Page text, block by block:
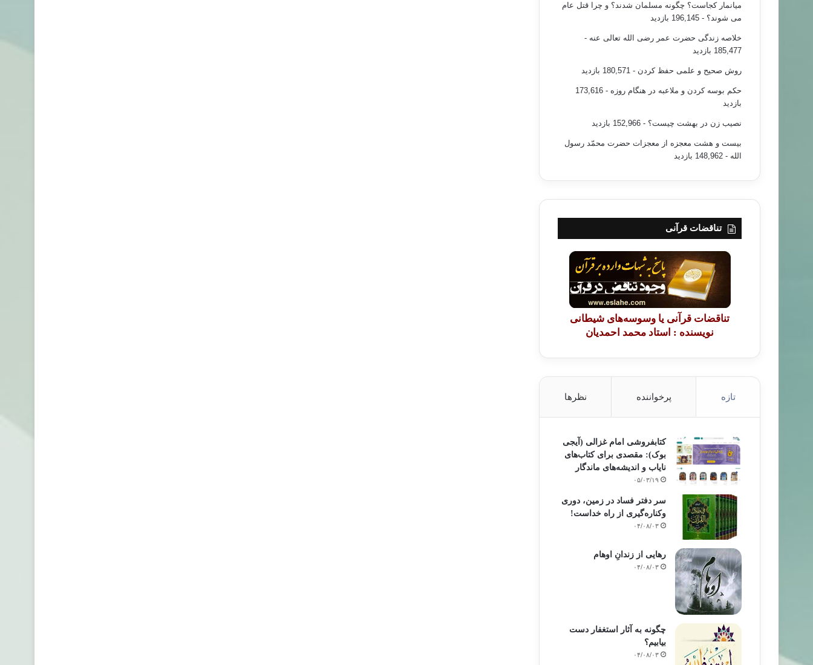
میانمار کجاست؟ چگونه مسلمان شدند؟ و چرا قتل عام
می شوند؟ - 196,145 بازدید
خلاصه زندگی حضرت عمر رضی الله تعالی عنه -
185,477 بازدید
روش صحیح و علمی حفظ کردن - 180,571 بازدید
حکم بوسه کردن و ملاعبه در هنگام روزه
- 173,616
بازدید
نصیب زن در بهشت چیست؟ - 152,966 بازدید
بیست و هشت معجزه از معجزات حضرت محمّد رسول
الله - 148,962 بازدید
تناقضات قرآنی
تناقضات قرآنی یا وسوسه‌های شیطانی
نویسنده : استاد محمد احمدیان
تازه پرخواننده نظرها
کتابفروشی امام غزالی (آیجی
بوک): مقصدی برای کتاب‌های
نایاب و اندیشه‌های ماندگار
۰۵/۰۳/۱۹
سر دفتر فساد در زمین‌، دوری
وکناره‌گیری از راه خداست‌!
۰۴/۰۸/۰۳
رهایی از زندانِ اوهام
۰۴/۰۸/۰۳
چگونه به آثار استغفار دست
بیابیم؟
۰۴/۰۸/۰۳